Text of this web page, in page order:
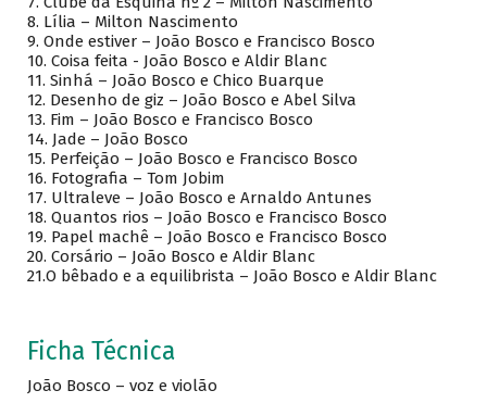
8. Lília – Milton Nascimento
9. Onde estiver – João Bosco e Francisco Bosco
10. Coisa feita - João Bosco e Aldir Blanc
11. Sinhá – João Bosco e Chico Buarque
12. Desenho de giz – João Bosco e Abel Silva
13. Fim – João Bosco e Francisco Bosco
14. Jade – João Bosco
15. Perfeição – João Bosco e Francisco Bosco
16. Fotografia – Tom Jobim
17. Ultraleve – João Bosco e Arnaldo Antunes
18. Quantos rios – João Bosco e Francisco Bosco
19. Papel machê – João Bosco e Francisco Bosco
20. Corsário – João Bosco e Aldir Blanc
21.O bêbado e a equilibrista – João Bosco e Aldir Blanc
Ficha Técnica
João Bosco – voz e violão